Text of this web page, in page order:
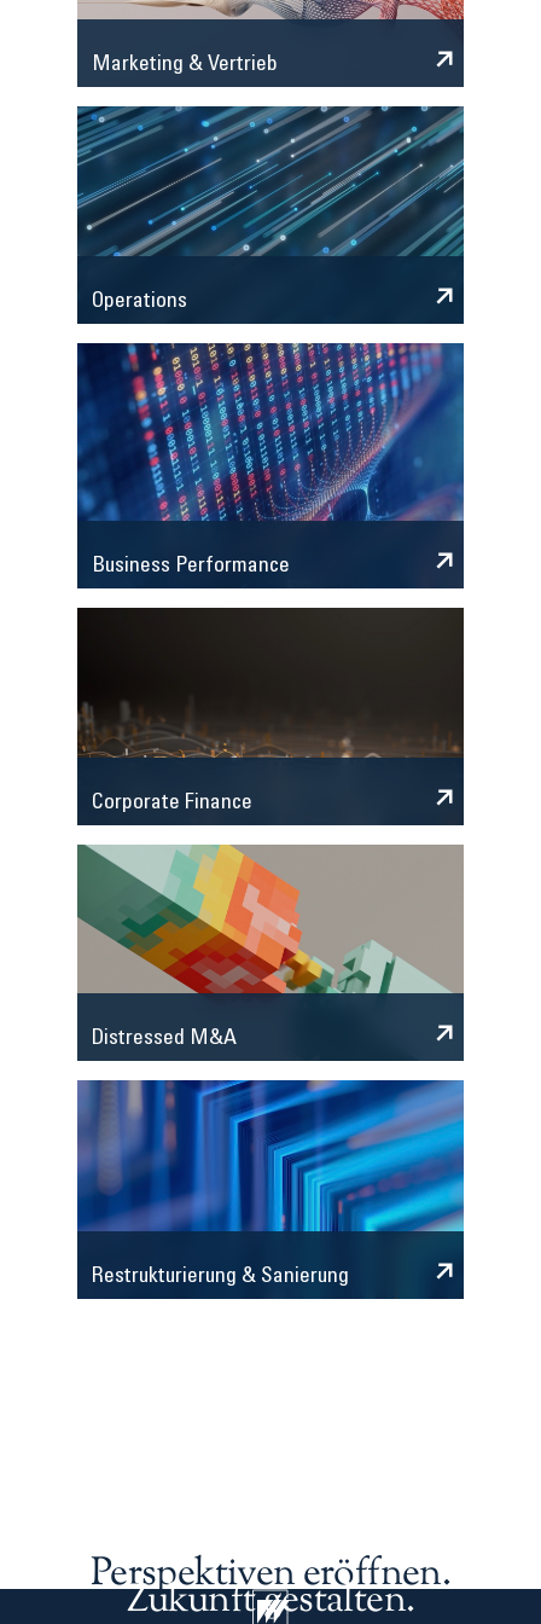
Marketing & Vertrieb
Operations
Business Performance
Corporate Finance
Distressed M&A
Restrukturierung & Sanierung
Perspektiven eröffnen.
Zukunft gestalten.